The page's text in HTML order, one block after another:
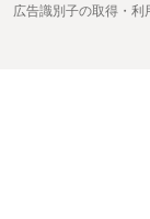
広告識別子の取得・利